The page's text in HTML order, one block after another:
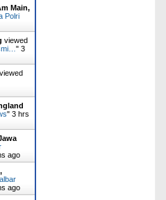
Main,
Polri
viewed
" 3
viewed
" 3 hrs
ago
ago